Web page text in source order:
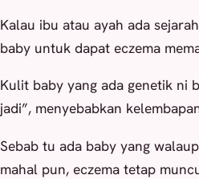
Kalau ibu atau ayah ada
baby untuk dapat eczema
Kulit baby yang ada genetik ni
jadi”, menyebabkan
Sebab tu ada baby yang
mahal pun, eczema tetap